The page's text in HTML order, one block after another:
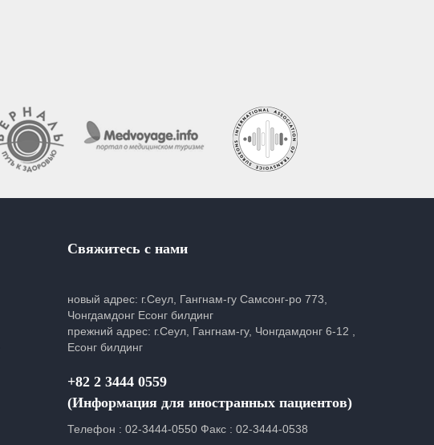
Свяжитесь с нами
новый адрес: г.Сеул, Гангнам-гу Самсонг-ро 773,
Чонгдамдонг Есонг билдинг
прежний адрес: г.Сеул, Гангнам-гу, Чонгдамдонг 6-12 ,
Есонг билдинг
+82 2 3444 0559
(Информация для иностранных пациентов)
Телефон : 02-3444-0550 Факс : 02-3444-0538